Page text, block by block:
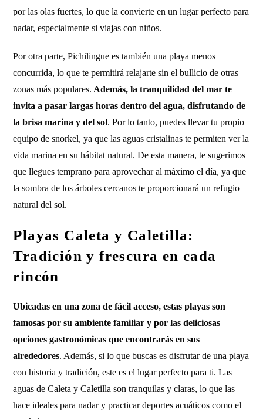
por las olas fuertes, lo que la convierte en un lugar perfecto para
nadar, especialmente si viajas con niños.
Por otra parte, Pichilingue es también una playa menos
concurrida, lo que te permitirá relajarte sin el bullicio de otras
zonas más populares. Además, la tranquilidad del mar te
invita a pasar largas horas dentro del agua, disfrutando de
la brisa marina y del sol. Por lo tanto, puedes llevar tu propio
equipo de snorkel, ya que las aguas cristalinas te permiten ver la
vida marina en su hábitat natural. De esta manera, te sugerimos
que llegues temprano para aprovechar al máximo el día, ya que
la sombra de los árboles cercanos te proporcionará un refugio
natural del sol.
Playas Caleta y Caletilla:
Tradición y frescura en cada
rincón
Ubicadas en una zona de fácil acceso, estas playas son
famosas por su ambiente familiar y por las deliciosas
opciones gastronómicas que encontrarás en sus
alrededores. Además, si lo que buscas es disfrutar de una playa
con historia y tradición, este es el lugar perfecto para ti. Las
aguas de Caleta y Caletilla son tranquilas y claras, lo que las
hace ideales para nadar y practicar deportes acuáticos como el